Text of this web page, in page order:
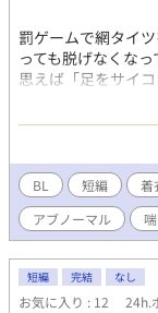
罰ゲームで網タイ
っても脱げなくな
思えば「足をサイ
グアプリで見つけ
ィシズムな世界に
のの特殊な性的嗜
が高すぎなR18。
意。 セレブなおじ
タイツ×平凡を愛す
収録。 網タイツ×
になります。 こち
売中。 詳細を知れ
BL 短編 着
アブノーマル
短編 完結 なし
お気に入り : 12 24h.